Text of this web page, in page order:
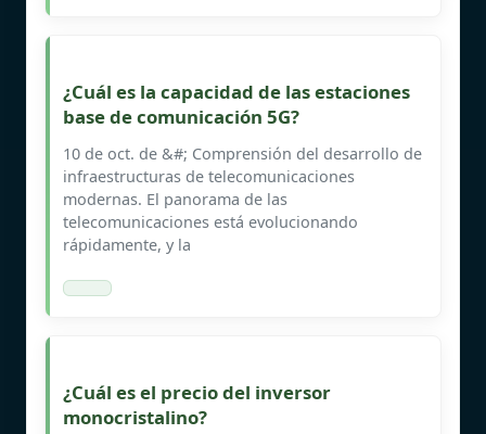
¿Cuál es la capacidad de las estaciones
base de comunicación 5G?
10 de oct. de &#; Comprensión del desarrollo de
infraestructuras de telecomunicaciones
modernas. El panorama de las
telecomunicaciones está evolucionando
rápidamente, y la
¿Cuál es el precio del inversor
monocristalino?